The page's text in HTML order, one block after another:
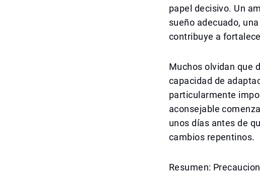
papel decisivo. Un
sueño adecuado,
contribuye a
Muchos olvidan que
capacidad de
particularmente
aconsejable
unos días antes de
cambios repentinos.
Resumen: